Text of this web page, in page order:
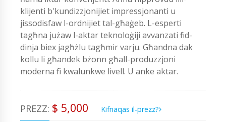
klijenti b'kundizzjonijiet impressjonanti u
jissodisfaw l-ordnijiet tal-għaġeb. L-esperti
tagħna jużaw l-aktar teknoloġiji avvanzati fid-
dinja biex jagħżlu tagħmir varju. Għandna dak
kollu li għandek bżonn għall-produzzjoni
moderna fi kwalunkwe livell. U anke aktar.
PREZZ: $ 5,000 Kifnaqas il-prezz?